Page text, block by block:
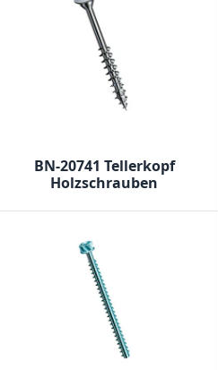
BN-20741 Tellerkopf
Holzschrauben